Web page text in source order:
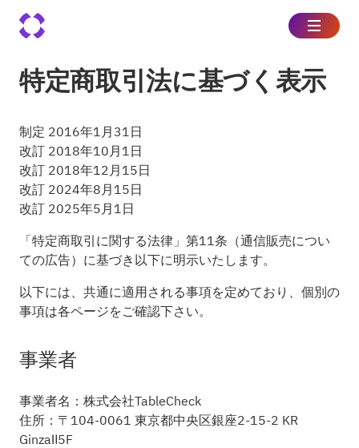
特定商取引法に基づく表示
制定 2016年1月31日
改訂 2018年10月1日
改訂 2018年12月15日
改訂 2024年8月15日
改訂 2025年5月1日
「特定商取引に関する法律」第11条（通信販売につい
ての広告）に基づき以下に明示いたします。
以下には、共通に適用される事項を定めており、個別の
事項は各ページをご確認下さい。
事業者
事業者名：株式会社TableCheck
住所：〒104-0061 東京都中央区銀座2-15-2 KR
GinzaⅡ5F